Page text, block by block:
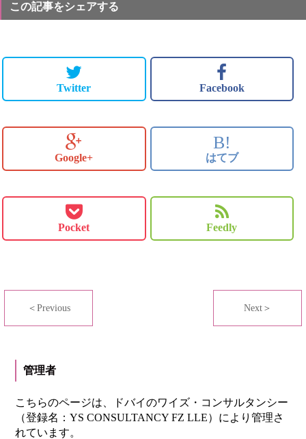
この記事をシェアする
Twitter Facebook
Google+
B!
はてブ
Pocket Feedly
＜Previous Next＞
管理者
こちらのページは、ドバイのワイズ・コンサルタンシー
（登録名：YS CONSULTANCY FZ LLE）により管理さ
れています。